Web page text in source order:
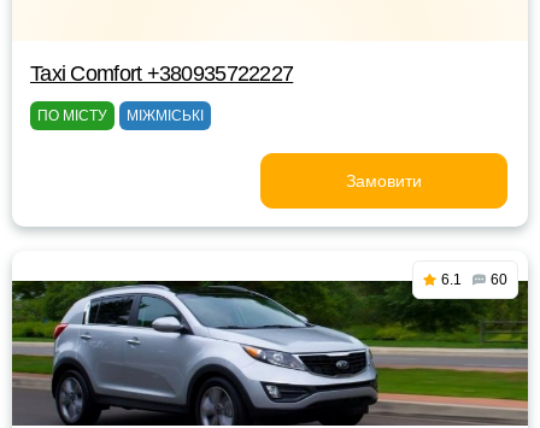
Taxi Comfort +380935722227
ПО МІСТУ МІЖМІСЬКІ
Замовити
6.1 60